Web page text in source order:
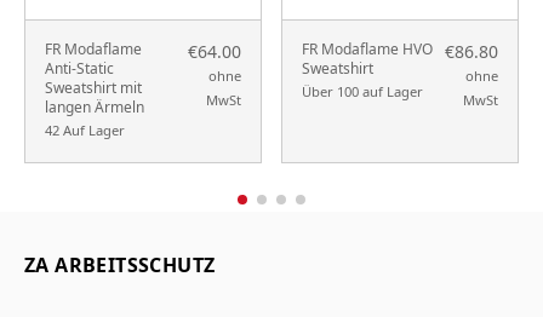
FR Modaflame
Anti-Static
Sweatshirt mit
langen Ärmeln
42 Auf Lager
€64.00
ohne
MwSt
FR Modaflame HVO
Sweatshirt
Über 100 auf Lager
€86.80
ohne
MwSt
ZA ARBEITSSCHUTZ